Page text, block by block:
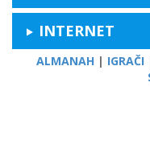
INTERNET
ALMANAH | IGRAČI